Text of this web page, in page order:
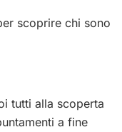
scoprire chi sono
tutti alla scoperta
a fine